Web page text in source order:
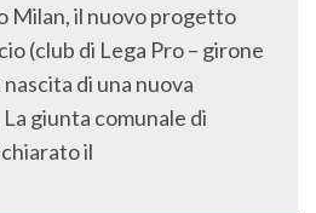
Milan, il nuovo progetto
(club di Lega Pro – girone
di una nuova
giunta comunale di
il